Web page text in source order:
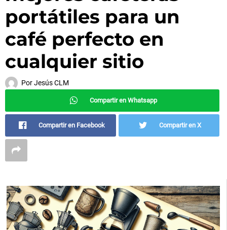
portátiles para un
café perfecto en
cualquier sitio
PorJesús CLM
Compartir en Whatsapp
Compartir en Facebook Compartir en X